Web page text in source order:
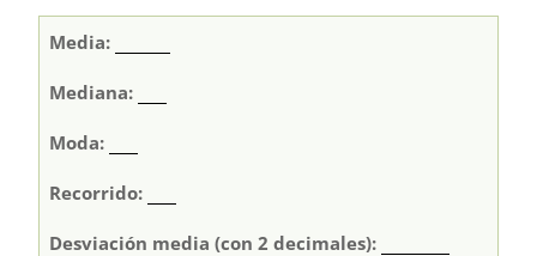
Media:
Mediana:
Moda:
Recorrido:
Desviación media (con 2 decimales):